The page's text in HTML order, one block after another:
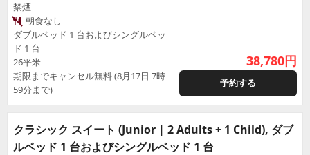
禁煙
朝食なし
ダブルベッド 1 台およびシングルベッ
ド 1 台
26平米
期限までキャンセル無料 (8月17日 7時
59分まで)
38,780円
予約する
クラシック スイート (Junior | 2 Adults + 1 Child), ダブ
ルベッド 1 台およびシングルベッド 1 台